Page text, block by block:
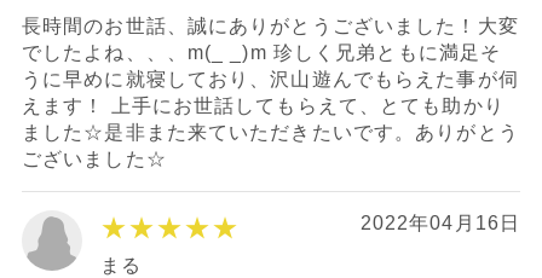
長時間のお世話、誠にありがとうございました！大変
でしたよね、、、m(_ _)m 珍しく兄弟ともに満足そ
うに早めに就寝しており、沢山遊んでもらえた事が伺
えます！ 上手にお世話してもらえて、とても助かり
ました☆是非また来ていただきたいです。ありがとう
ございました☆
★★★★★ 2022年04月16日
まる